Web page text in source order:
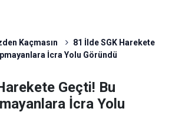
Kaçmasın
81 İlde SGK Harekete
İcra Yolu Göründü
Geçti! Bu
İcra Yolu